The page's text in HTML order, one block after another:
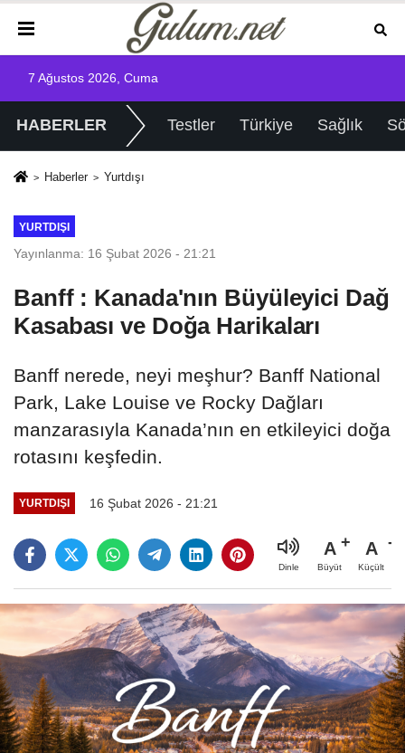
7 Ağustos 2026, Cuma
HABERLER Testler Türkiye Sağlık
Haberler Yurtdışı
YURTDIŞI
Yayınlanma: 16 Şubat 2026 - 21:21
Banff : Kanada'nın Büyüleyici Dağ
Kasabası ve Doğa Harikaları
Banff nerede, neyi meşhur? Banff National
Park, Lake Louise ve Rocky Dağları
manzarasıyla Kanada’nın en etkileyici doğa
rotasını keşfedin.
YURTDIŞI 16 Şubat 2026 - 21:21
Dinle
A
Büyüt
A
Küçült